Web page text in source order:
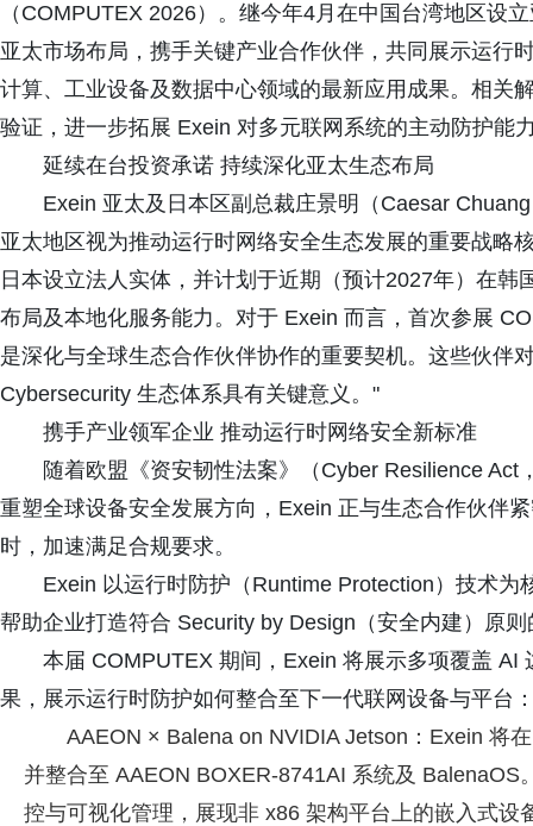
（COMPUTEX 2026）。继今年4月在中国台湾地区设
亚太市场布局，携手关键产业合作伙伴，共同展示运行
计算、工业设备及数据中心领域的最新应用成果。相关
验证，进一步拓展 Exein 对多元联网系统的主动防护能
延续在台投资承诺 持续深化亚太生态布局
Exein 亚太及日本区副总裁庄景明（Caesar
亚太地区视为推动运行时网络安全生态发展的重要战略
日本设立法人实体，并计划于近期（预计2027年）在
布局及本地化服务能力。对于 Exein 而言，首次参展
是深化与全球生态合作伙伴协作的重要契机。这些伙伴
Cybersecurity 生态体系具有关键意义。"
携手产业领军企业 推动运行时网络安全新标准
随着欧盟《资安韧性法案》（Cyber Resilience
重塑全球设备安全发展方向，Exein 正与生态合作伙伴
时，加速满足合规要求。
Exein 以运行时防护（Runtime Protection）技术
帮助企业打造符合 Security by Design（安全内建）原
本届 COMPUTEX 期间，Exein 将展示多项覆盖
果，展示运行时防护如何整合至下一代联网设备与平台
AAEON × Balena on NVIDIA Jetson：Exein 将
并整合至 AAEON BOXER-8741AI 系统及
控与可视化管理，展现非 x86 架构平台上的嵌入式设